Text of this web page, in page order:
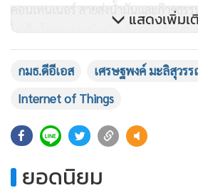
คอนเทนเนอร์ สายส่งน้ำมันและก๊าซธรร
ไฟฟ้า โดยอุปกรณ์แต่ละตัวจะให้ข้อมูลแ
สถานะของสิ่งที่กำลังติดตามอยู่ เพื่อให้
ได้ง่ายขึ้นหากมีสิ่งผิดปกติเกิดขึ้น และเ
สินค้าได้ดีขึ้น ซึ่งปัจจุบันประเทศไทยเอง
ตนเห็นว่ารัฐบาลต้องสนับสนุน เพราะกา
เรื่องของธุรกิจต่าง เศรษฐกิจของประเท
แสดงเพิ่มเ
กมธ.ดีอีเอส
เศรษฐพงค์ มะลิสุวร
Internet of Things
ยอดนิยม